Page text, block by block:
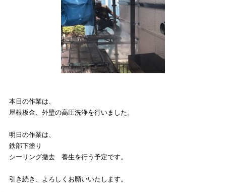
本日の作業は、
屋根板金、外壁の高圧洗浄を行いました。
明日の作業は、
鉄部下塗り
シーリング撤去 養生を行う予定です。
引き続き、よろしくお願いいたします。